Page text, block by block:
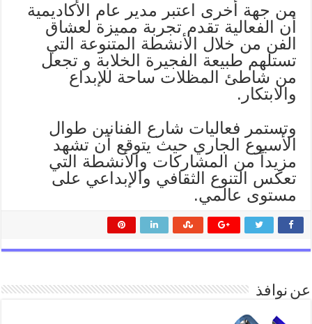
من جهة أخرى اعتبر مدير عام الأكاديمية
أن الفعالية تقدم تجربة مميزة لعشاق
الفن من خلال الأنشطة المتنوعة التي
تستلهم طبيعة الفجيرة الخلابة و تجعل
من شاطئ المظلات ساحة للإبداع
والابتكار.
وتستمر فعاليات شارع الفنانين طوال
الأسبوع الجاري حيث يتوقع أن تشهد
مزيداً من المشاركات والأنشطة التي
تعكس التنوع الثقافي والإبداعي على
مستوى عالمي.
عن نوافذ